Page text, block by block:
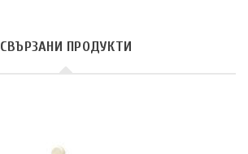
СВЪРЗАНИ ПРОДУКТИ